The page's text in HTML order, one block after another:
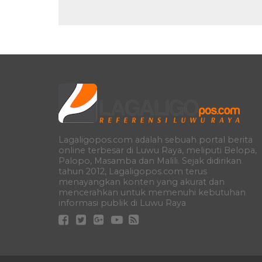
Lagaligopos.com adalah sebuah portal berita
online terbesar di Luwu Raya, meliputi Belopa,
Palopo, Masamba dan Malili. Sejak didirikan
tahun 2012, Lagaligopos.com terus
menayangkan konten yang akurat dan
mencerahkan untuk memenuhi kebutuhan
informasi publik di Luwu Raya